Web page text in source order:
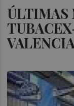
ÚLTIMAS